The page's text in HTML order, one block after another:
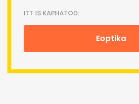
ITT IS KAPHATOD:
Eoptika